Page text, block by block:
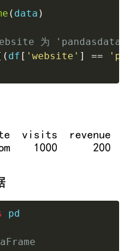
( data )
为
( df [ 'website' ] ==
pd